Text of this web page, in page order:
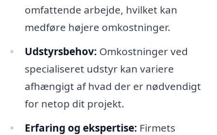
omfattende arbejde, hvilket kan
medføre højere omkostninger.
Udstyrsbehov: Omkostninger ved
specialiseret udstyr kan variere
afhængigt af hvad der er nødvendigt
for netop dit projekt.
Erfaring og ekspertise: Firmets